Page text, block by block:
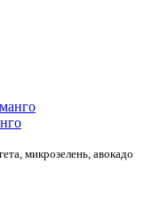
микрозелень, авокадо